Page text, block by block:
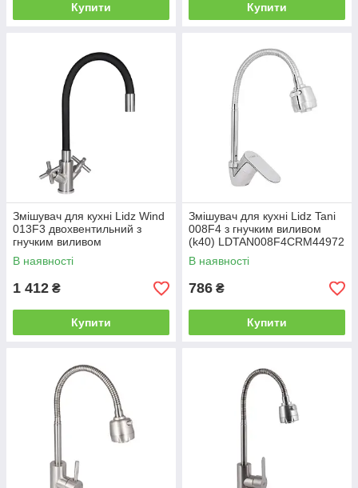
Купити Купити
Змішувач для кухні Lidz Wind
013F3 двохвентильний з
гнучким виливом
LDWIN013F3NKS43392 Nickel
В наявності
1 412 ₴
Купити
Змішувач для кухні Lidz Tani
008F4 з гнучким виливом
(k40) LDTAN008F4CRM44972
Chrome
В наявності
786 ₴
Купити